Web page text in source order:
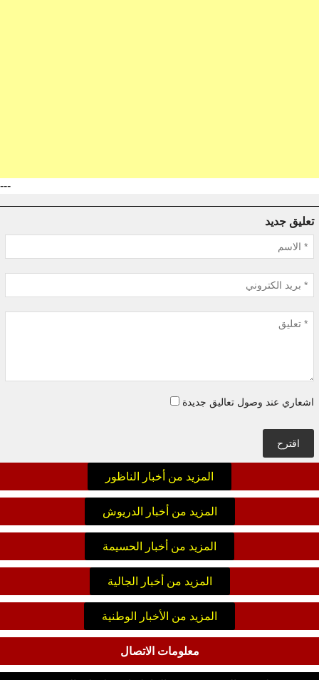
---
تعليق جديد
اشعاري عند وصول تعاليق جديدة
اقترح
المزيد من أخبار الناظور
المزيد من أخبار الدريوش
المزيد من أخبار الحسيمة
المزيد من أخبار الجالية
المزيد من الأخبار الوطنية
معلومات الاتصال